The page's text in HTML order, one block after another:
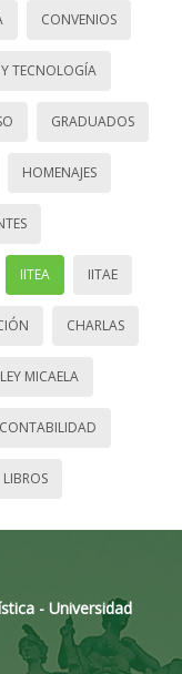
CONVENIOS
TECNOLOGÍA
GRADUADOS
HOMENAJES
IITEA IITAE
CHARLAS
LEY MICAELA
CONTABILIDAD
LIBROS
- Universidad